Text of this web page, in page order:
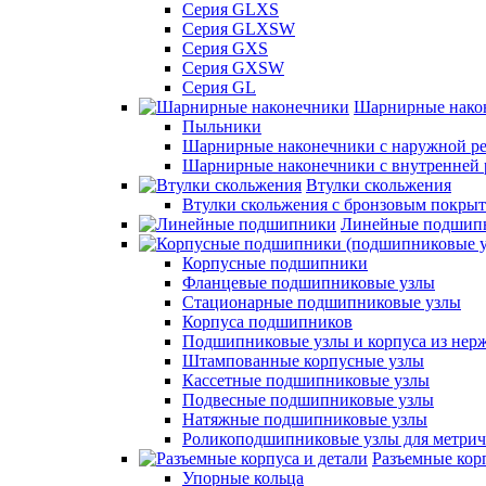
Серия GLXS
Серия GLXSW
Серия GXS
Серия GXSW
Серия GL
Шарнирные
Пыльники
Шарнирные наконечники с наружной
Шарнирные наконечники с внутренней
Втулки скольжения
Втулки скольжения с бронзовым
Линейные
Корпусные подшипники
Фланцевые подшипниковые узлы
Стационарные подшипниковые узлы
Корпуса подшипников
Подшипниковые узлы и корпуса из
Штампованные корпусные узлы
Кассетные подшипниковые узлы
Подвесные подшипниковые узлы
Натяжные подшипниковые узлы
Роликоподшипниковые узлы для
Разъемные
Упорные кольца